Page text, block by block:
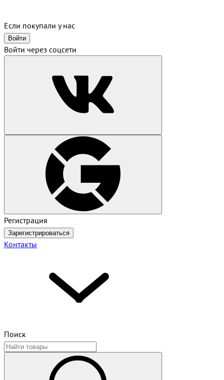
Если покупали у нас
Войти
Войти через соцсети
Регистрация
Зарегистрироваться
Контакты
Поиск